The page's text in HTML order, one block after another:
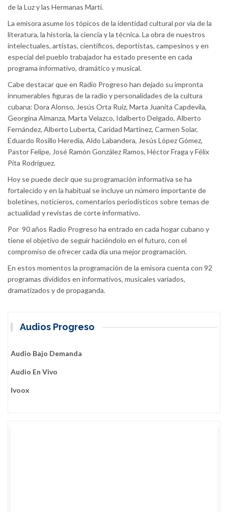
de la Luz y las Hermanas Martí.
La emisora asume los tópicos de la identidad cultural por vía de la
literatura, la historia, la ciencia y la técnica. La obra de nuestros
intelectuales, artistas, científicos, deportistas, campesinos y en
especial del pueblo trabajador ha estado presente en cada
programa informativo, dramático y musical.
Cabe destacar que en Radio Progreso han dejado su impronta
innumerables figuras de la radio y personalidades de la cultura
cubana: Dora Alonso, Jesús Orta Ruiz, Marta Juanita Capdevila,
Georgina Almanza, Marta Velazco, Idalberto Delgado, Alberto
Fernández, Alberto Luberta, Caridad Martínez, Carmen Solar,
Eduardo Rosillo Heredia, Aldo Labandera, Jesús López Gómez,
Pastor Felipe, José Ramón González Ramos, Héctor Fraga y Félix
Pita Rodríguez.
Hoy se puede decir que su programación informativa se ha
fortalecido y en la habitual se incluye un número importante de
boletines, noticieros, comentarios periodísticos sobre temas de
actualidad y revistas de corte informativo.
Por 90 años Radio Progreso ha entrado en cada hogar cubano y
tiene el objetivo de seguir haciéndolo en el futuro, con el
compromiso de ofrecer cada día una mejor programación.
En estos momentos la programación de la emisora cuenta con 92
programas divididos en informativos, musicales variados,
dramatizados y de propaganda.
Audios Progreso
Audio Bajo Demanda
Audio En Vivo
Ivoox